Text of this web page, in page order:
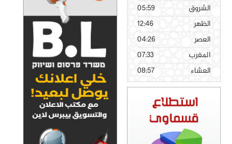
الشروق
05:59
الظهر
12:46
العصر
04:26
المغرب
07:33
العشاء
08:57